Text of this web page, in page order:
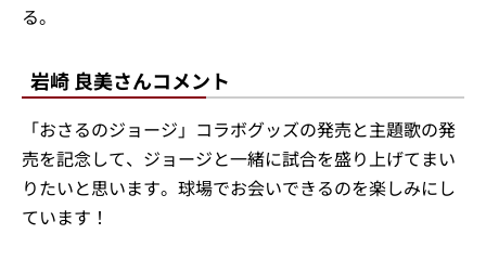
る。
岩崎 良美さんコメント
「おさるのジョージ」コラボグッズの発売と主題歌の発
売を記念して、ジョージと一緒に試合を盛り上げてまい
りたいと思います。球場でお会いできるのを楽しみにし
ています！